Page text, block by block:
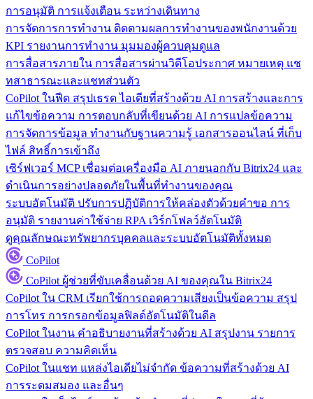
การอนุมัติ การแจ้งเตือน ระหว่างเดินทาง
การจัดการการทำงาน ติดตามผลการทำงานของพนักงานด้วย
KPI รายงานการทำงาน มุมมองผู้ควบคุมดูแล
การสื่อสารภายใน การสื่อสารผ่านวิดีโอประกาศ หมายเหตุ แช
ทสาธารณะและแชทส่วนตัว
CoPilot ในฟีด สรุปเธรด ไอเดียที่สร้างด้วย AI การสร้างและการ
แก้ไขข้อความ การตอบกลับที่เขียนด้วย AI การแปลข้อความ
การจัดการข้อมูล ทำงานกับฐานความรู้ เอกสารออนไลน์ ที่เก็บ
ไฟล์ สิทธิ์การเข้าถึง
เซิร์ฟเวอร์ MCP เชื่อมต่อเครื่องมือ AI ภายนอกกับ Bitrix24 และ
ดำเนินการอย่างปลอดภัยในพื้นที่ทำงานของคุณ
ระบบอัตโนมัติ ปรับการปฏิบัติการให้คล่องตัวด้วยคำขอ การ
อนุมัติ รายงานค่าใช้จ่าย RPA เวิร์กโฟลว์อัตโนมัติ
ดูคุณลักษณะทรัพยากรบุคคลและระบบอัตโนมัติทั้งหมด
CoPilot
CoPilot ผู้ช่วยที่ขับเคลื่อนด้วย AI ของคุณใน Bitrix24
CoPilot ใน CRM เรียกใช้การถอดความเสียงเป็นข้อความ สรุป
การโทร การกรอกข้อมูลฟิลด์อัตโนมัติในดีล
CoPilot ในงาน คำอธิบายงานที่สร้างด้วย AI สรุปงาน รายการ
ตรวจสอบ ความคิดเห็น
CoPilot ในแชท แหล่งไอเดียไม่จำกัด ข้อความที่สร้างด้วย AI
การระดมสมอง และอื่นๆ